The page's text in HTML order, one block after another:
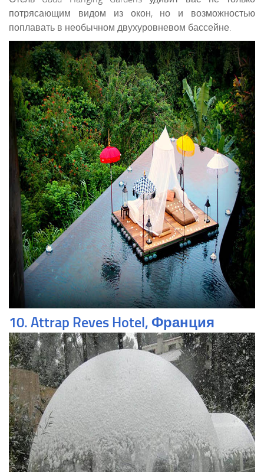
потрясающим видом из окон, но и возможностью
поплавать в необычном двухуровневом бассейне.
10. Attrap Reves Hotel, Франция